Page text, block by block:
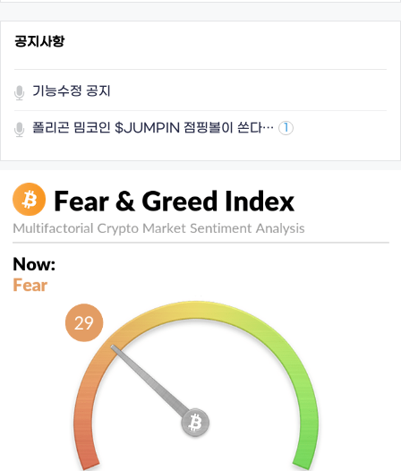
공지사항
기능수정 공지
폴리곤 밈코인 $JUMPIN 점핑볼이 쏜다… 1